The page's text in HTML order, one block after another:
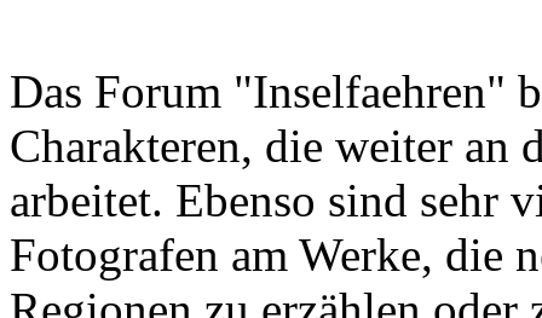
Das Forum "Inselfaehren"
Charakteren, die weiter an
arbeitet. Ebenso sind sehr
Fotografen am Werke, die